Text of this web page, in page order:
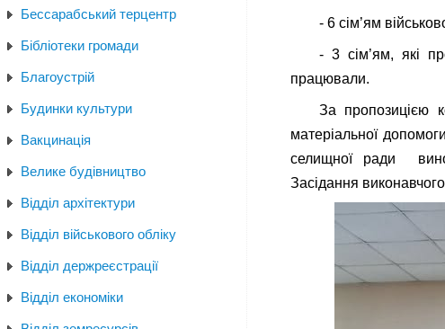
- 6 сім’ям
- 3 сім’ям, які
працювали.
За пропозицією
матеріальної
селищної ради
Засідання
Бессарабський терцентр
Бібліотеки громади
Благоустрій
Будинки культури
Вакцинація
Велике будівництво
Відділ архітектури
Відділ військового обліку
Відділ держреєстрації
Відділ економіки